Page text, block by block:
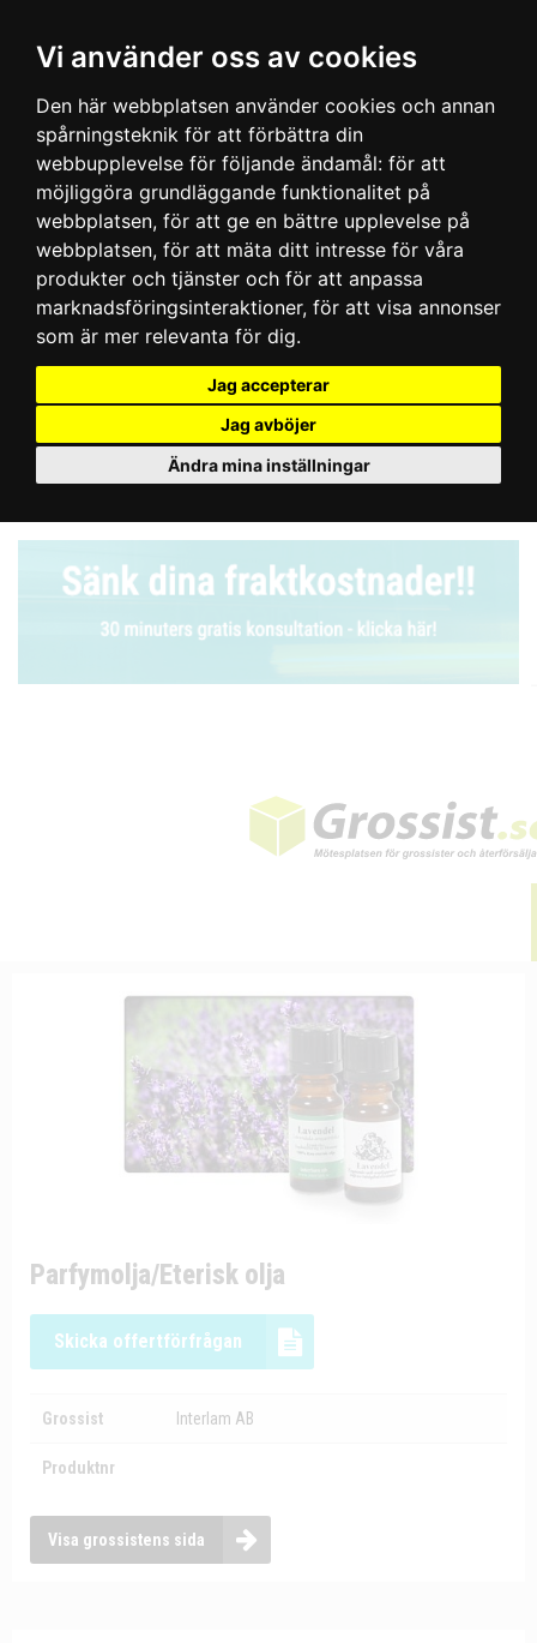
Vi använder oss av cookies
Den här webbplatsen använder cookies och annan
spårningsteknik för att förbättra din
webbupplevelse för följande ändamål: för att
möjliggöra grundläggande funktionalitet på
webbplatsen, för att ge en bättre upplevelse på
webbplatsen, för att mäta ditt intresse för våra
produkter och tjänster och för att anpassa
marknadsföringsinteraktioner, för att visa annonser
som är mer relevanta för dig.
Jag accepterar
Jag avböjer
Ändra mina inställningar
Parfymolja/Eterisk olja
Skicka offertförfrågan
Grossist Interlam AB
Produktnr
Visa grossistens sida